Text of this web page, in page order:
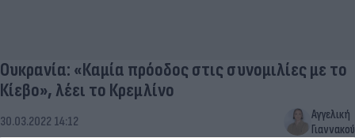
Ουκρανία: «Καμία πρόοδος στις συνομιλίες με το
Κίεβο», λέει το Κρεμλίνο
30.03.2022 14:12
Αγγελική
Γιαννακού